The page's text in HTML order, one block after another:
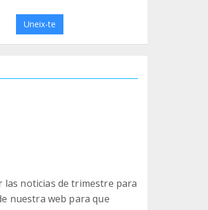
Uneix-te
las noticias de trimestre para
nuestra web para que